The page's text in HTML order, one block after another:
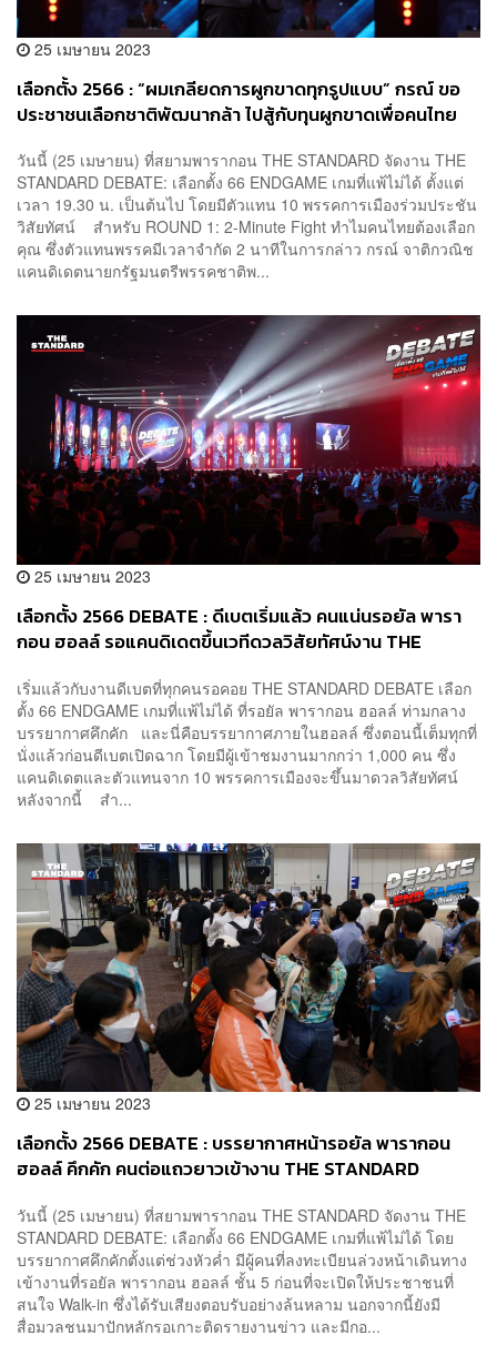
25 เมษายน 2023
เลือกตั้ง 2566 : “ผมเกลียดการผูกขาดทุกรูปแบบ” กรณ์ ขอ
ประชาชนเลือกชาติพัฒนากล้า ไปสู้กับทุนผูกขาดเพื่อคนไทย
วันนี้ (25 เมษายน) ที่สยามพารากอน THE STANDARD จัดงาน THE
STANDARD DEBATE: เลือกตั้ง 66 ENDGAME เกมที่แพ้ไม่ได้ ตั้งแต่
เวลา 19.30 น. เป็นต้นไป โดยมีตัวแทน 10 พรรคการเมืองร่วมประชัน
วิสัยทัศน์ สำหรับ ROUND 1: 2-Minute Fight ทำไมคนไทยต้องเลือก
คุณ ซึ่งตัวแทนพรรคมีเวลาจำกัด 2 นาทีในการกล่าว กรณ์ จาติกวณิช
แคนดิเดตนายกรัฐมนตรีพรรคชาติพ...
25 เมษายน 2023
เลือกตั้ง 2566 DEBATE : ดีเบตเริ่มแล้ว คนแน่นรอยัล พารา
กอน ฮอลล์ รอแคนดิเดตขึ้นเวทีดวลวิสัยทัศน์งาน THE
เริ่มแล้วกับงานดีเบตที่ทุกคนรอคอย THE STANDARD DEBATE เลือก
ตั้ง 66 ENDGAME เกมที่แพ้ไม่ได้ ที่รอยัล พารากอน ฮอลล์ ท่ามกลาง
บรรยากาศคึกคัก และนี่คือบรรยากาศภายในฮอลล์ ซึ่งตอนนี้เต็มทุกที่
นั่งแล้วก่อนดีเบตเปิดฉาก โดยมีผู้เข้าชมงานมากกว่า 1,000 คน ซึ่ง
แคนดิเดตและตัวแทนจาก 10 พรรคการเมืองจะขึ้นมาดวลวิสัยทัศน์
หลังจากนี้ สำ...
25 เมษายน 2023
เลือกตั้ง 2566 DEBATE : บรรยากาศหน้ารอยัล พารากอน
ฮอลล์ คึกคัก คนต่อแถวยาวเข้างาน THE STANDARD
วันนี้ (25 เมษายน) ที่สยามพารากอน THE STANDARD จัดงาน THE
STANDARD DEBATE: เลือกตั้ง 66 ENDGAME เกมที่แพ้ไม่ได้ โดย
บรรยากาศคึกคักตั้งแต่ช่วงหัวค่ำ มีผู้คนที่ลงทะเบียนล่วงหน้าเดินทาง
เข้างานที่รอยัล พารากอน ฮอลล์ ชั้น 5 ก่อนที่จะเปิดให้ประชาชนที่
สนใจ Walk-in ซึ่งได้รับเสียงตอบรับอย่างล้นหลาม นอกจากนี้ยังมี
สื่อมวลชนมาปักหลักรอเกาะติดรายงานข่าว และมีกอ...